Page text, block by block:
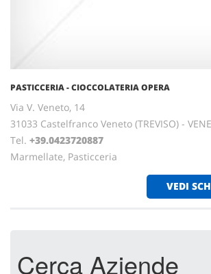
PASTICCERIA - CIOCCOLATERIA OPERA
Via V. Veneto, 14
31033 Castelfranco Veneto (TREVISO) -
Tel. +39.0423720887
Marmellate, Pasticceria
VEDI
Cerca Aziende